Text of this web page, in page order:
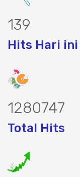
179
Hits Hari ini
1646675
Total Hits